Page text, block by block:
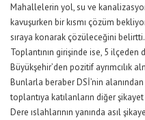
Mahallelerin yol, su ve
kavuşurken bir kısmı çözüm
sıraya konarak çözüleceğini belirtti.
Toplantının girişinde ise, 5 ilçeden
Büyükşehir’den pozitif ayrımcılık
Bunlarla beraber DSİ’nin
toplantıya katılanların diğer
Dere ıslahlarının yanında asıl